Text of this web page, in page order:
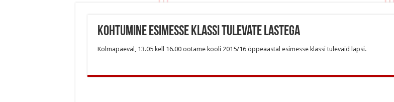
Kohtumine esimesse klassi tulevate lastega
Kolmapäeval, 13.05 kell 16.00 ootame kooli 2015/16 õppeaastal esimesse klassi tulevaid lapsi.